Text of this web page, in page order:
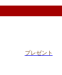
プレゼント